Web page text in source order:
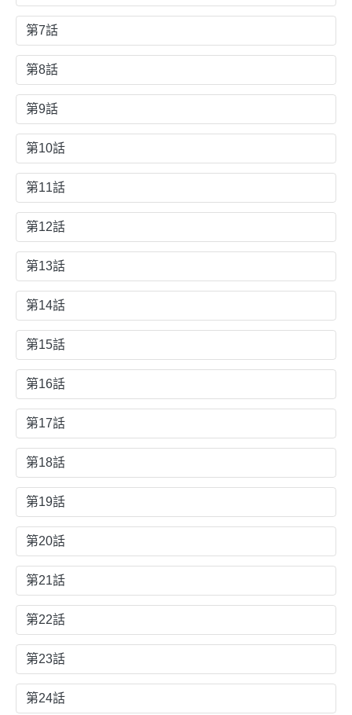
第7話
第8話
第9話
第10話
第11話
第12話
第13話
第14話
第15話
第16話
第17話
第18話
第19話
第20話
第21話
第22話
第23話
第24話